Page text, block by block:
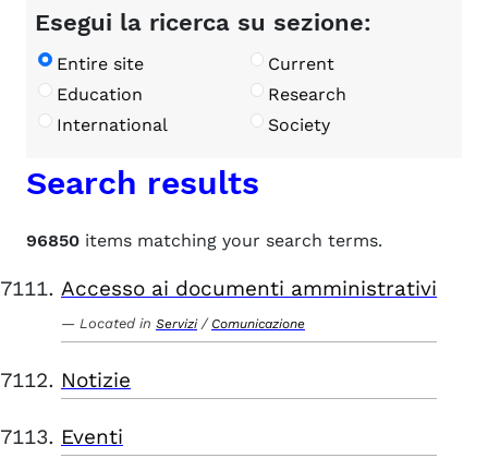
Esegui la ricerca su sezione:
Entire site
Current
Education
Research
International
Society
Search results
96850 items matching your search terms.
Accesso ai documenti amministrativi
Located in Servizi / Comunicazione
Notizie
Eventi